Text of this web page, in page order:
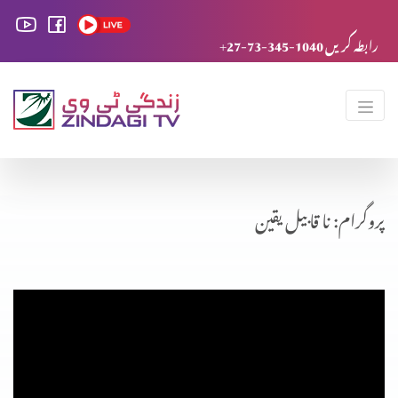
+27-73-345-1040 رابطہ کریں
پروگرام: نا قابیل یقین